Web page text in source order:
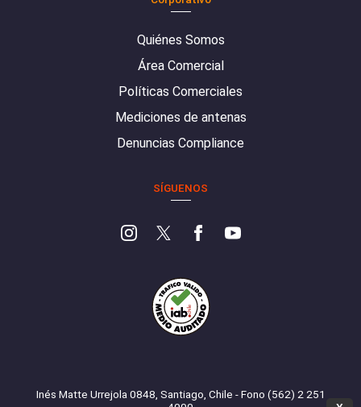
Quiénes Somos
Área Comercial
Políticas Comerciales
Mediciones de antenas
Denuncias Compliance
SÍGUENOS
Inés Matte Urrejola 0848, Santiago, Chile - Fono (562) 2 251